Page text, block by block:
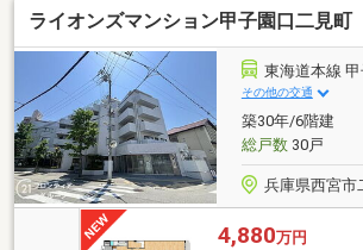
ライオンズマンション甲子園口二見
東海道本線
その他の交通
築30年/6階建
総戸数30戸
兵庫県西宮市
4,880万円